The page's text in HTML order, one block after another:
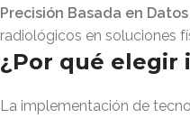
Precisión Basada en Datos
radiológicos en soluciones
¿Por qué elegir
La implementación de